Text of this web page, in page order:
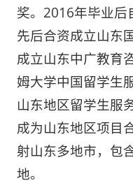
奖。2016年毕业后
先后合资成立山东
成立山东中广教育
姆大学中国留学生
山东地区留学生服
成为山东地区项目
射山东多地市，包
地。